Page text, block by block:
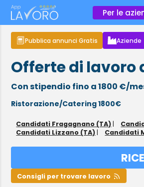
Per le
Pubblica annunci Gratis Aziende
Offerte di lavoro
Con stipendio fino a 1800 €/
Ristorazione/Catering 1800€
Candidati Fragagnano (TA) |
Candidati Lizzano (TA) | Candidati
Consigli per trovare lavoro